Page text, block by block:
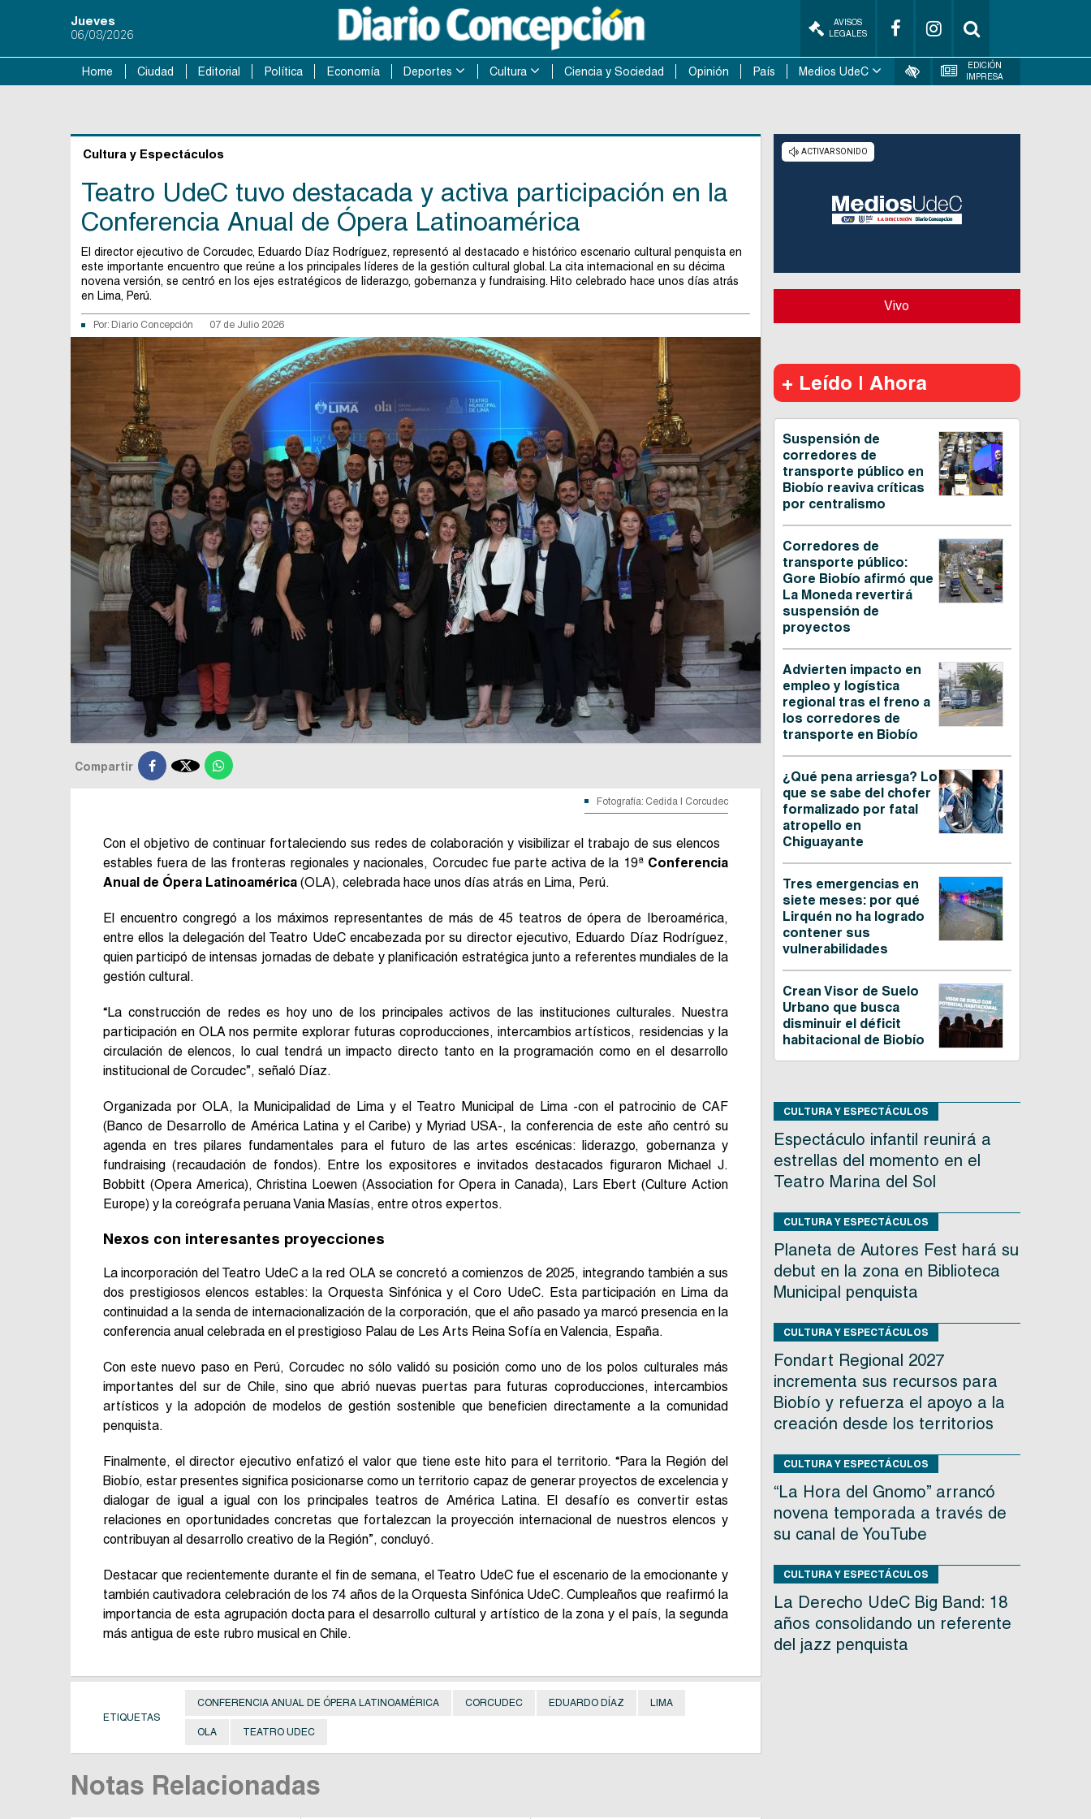
Jueves
06/08/2026
AVISOS
LEGALES
Home Ciudad Editorial Política Economía Deportes Cultura Ciencia y Sociedad Opinión País Medios UdeC
EDICIÓN
IMPRESA
Cultura y Espectáculos
Teatro UdeC tuvo destacada y activa participación en la
Conferencia Anual de Ópera Latinoamérica
El director ejecutivo de Corcudec, Eduardo Díaz Rodríguez, representó al destacado e histórico escenario cultural penquista en
este importante encuentro que reúne a los principales líderes de la gestión cultural global. La cita internacional en su décima
novena versión, se centró en los ejes estratégicos de liderazgo, gobernanza y fundraising. Hito celebrado hace unos días atrás
en Lima, Perú.
Por: Diario Concepción 07 de Julio 2026
Compartir 
Fotografía: Cedida | Corcudec
Con el objetivo de continuar fortaleciendo sus redes de colaboración y visibilizar el trabajo de sus elencos
estables fuera de las fronteras regionales y nacionales, Corcudec fue parte activa de la 19ª Conferencia
Anual de Ópera Latinoamérica (OLA), celebrada hace unos días atrás en Lima, Perú.
El encuentro congregó a los máximos representantes de más de 45 teatros de ópera de Iberoamérica,
entre ellos la delegación del Teatro UdeC encabezada por su director ejecutivo, Eduardo Díaz Rodríguez,
quien participó de intensas jornadas de debate y planificación estratégica junto a referentes mundiales de la
gestión cultural.
“La construcción de redes es hoy uno de los principales activos de las instituciones culturales. Nuestra
participación en OLA nos permite explorar futuras coproducciones, intercambios artísticos, residencias y la
circulación de elencos, lo cual tendrá un impacto directo tanto en la programación como en el desarrollo
institucional de Corcudec”, señaló Díaz.
Organizada por OLA, la Municipalidad de Lima y el Teatro Municipal de Lima -con el patrocinio de CAF
(Banco de Desarrollo de América Latina y el Caribe) y Myriad USA-, la conferencia de este año centró su
agenda en tres pilares fundamentales para el futuro de las artes escénicas: liderazgo, gobernanza y
fundraising (recaudación de fondos). Entre los expositores e invitados destacados figuraron Michael J.
Bobbitt (Opera America), Christina Loewen (Association for Opera in Canada), Lars Ebert (Culture Action
Europe) y la coreógrafa peruana Vania Masías, entre otros expertos.
Nexos con interesantes proyecciones
La incorporación del Teatro UdeC a la red OLA se concretó a comienzos de 2025, integrando también a sus
dos prestigiosos elencos estables: la Orquesta Sinfónica y el Coro UdeC. Esta participación en Lima da
continuidad a la senda de internacionalización de la corporación, que el año pasado ya marcó presencia en la
conferencia anual celebrada en el prestigioso Palau de Les Arts Reina Sofía en Valencia, España.
Con este nuevo paso en Perú, Corcudec no sólo validó su posición como uno de los polos culturales más
importantes del sur de Chile, sino que abrió nuevas puertas para futuras coproducciones, intercambios
artísticos y la adopción de modelos de gestión sostenible que beneficien directamente a la comunidad
penquista.
Finalmente, el director ejecutivo enfatizó el valor que tiene este hito para el territorio. “Para la Región del
Biobío, estar presentes significa posicionarse como un territorio capaz de generar proyectos de excelencia y
dialogar de igual a igual con los principales teatros de América Latina. El desafío es convertir estas
relaciones en oportunidades concretas que fortalezcan la proyección internacional de nuestros elencos y
contribuyan al desarrollo creativo de la Región”, concluyó.
Destacar que recientemente durante el fin de semana, el Teatro UdeC fue el escenario de la emocionante y
también cautivadora celebración de los 74 años de la Orquesta Sinfónica UdeC. Cumpleaños que reafirmó la
importancia de esta agrupación docta para el desarrollo cultural y artístico de la zona y el país, la segunda
más antigua de este rubro musical en Chile.
ETIQUETAS
CONFERENCIA ANUAL DE ÓPERA LATINOAMÉRICA CORCUDEC EDUARDO DÍAZ LIMA
OLA TEATRO UDEC
Notas Relacionadas
Vivo
+ Leído | Ahora
Suspensión de
corredores de
transporte público en
Biobío reaviva críticas
por centralismo
Corredores de
transporte público:
Gore Biobío afirmó que
La Moneda revertirá
suspensión de
proyectos
Advierten impacto en
empleo y logística
regional tras el freno a
los corredores de
transporte en Biobío
¿Qué pena arriesga? Lo
que se sabe del chofer
formalizado por fatal
atropello en
Chiguayante
Tres emergencias en
siete meses: por qué
Lirquén no ha logrado
contener sus
vulnerabilidades
Crean Visor de Suelo
Urbano que busca
disminuir el déficit
habitacional de Biobío
CULTURA Y ESPECTÁCULOS
Espectáculo infantil reunirá a
estrellas del momento en el
Teatro Marina del Sol
CULTURA Y ESPECTÁCULOS
Planeta de Autores Fest hará su
debut en la zona en Biblioteca
Municipal penquista
CULTURA Y ESPECTÁCULOS
Fondart Regional 2027
incrementa sus recursos para
Biobío y refuerza el apoyo a la
creación desde los territorios
CULTURA Y ESPECTÁCULOS
“La Hora del Gnomo” arrancó
novena temporada a través de
su canal de YouTube
CULTURA Y ESPECTÁCULOS
La Derecho UdeC Big Band: 18
años consolidando un referente
del jazz penquista